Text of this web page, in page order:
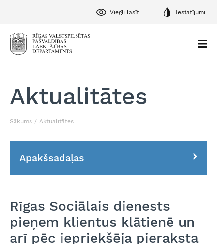
Viegli lasīt Iestatījumi
Aktualitātes
Sākums Aktualitātes
Apakšsadaļas
Rīgas Sociālais dienests
pieņem klientus klātienē un
arī pēc iepriekšēja pieraksta